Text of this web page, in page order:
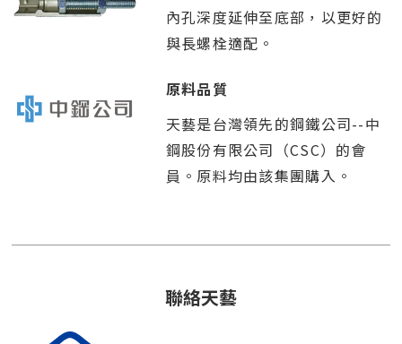
內孔深度延伸至底部，以更好的
與長螺栓適配。
原料品質
天藝是台灣領先的鋼鐵公司--中
鋼股份有限公司（CSC）的會
員。原料均由該集團購入。
聯絡天藝